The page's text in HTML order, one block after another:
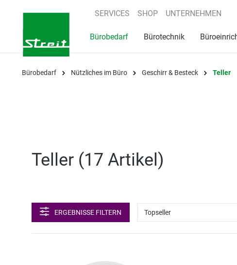
Zur Hauptnavigation springen
SERVICES SHOP UNTERNEHMEN
Bürobedarf Bürotechnik
Bürobedarf Nützliches im Büro Geschirr & Besteck Teller
Teller (17 Artikel )
ERGEBNISSE FILTERN